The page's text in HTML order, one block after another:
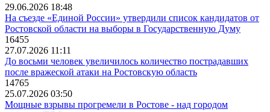
29.06.2026 18:48
На съезде «Единой России» утвердили список кандидатов от
Ростовской области на выборы в Государственную Думу
16455
27.07.2026 11:11
До восьми человек увеличилось количество пострадавших
после вражеской атаки на Ростовскую область
14765
25.07.2026 03:50
Мощные взрывы прогремели в Ростове - над городом